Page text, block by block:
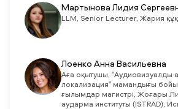
Мартынова Лидия
LLM, Senior Lecturer, Жария
Лоенко Анна Васильевна
Аға оқытушы, "Аудиовизуалды
локализация" мамандығы
ғылымдар магистрі, Жоғары
аударма институты (ISTRAD),